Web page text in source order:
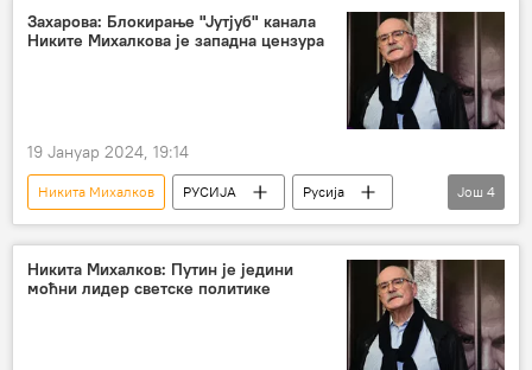
Фестивал европског филма Палић
Емир Кустурица
Захарова: Блокирање "Јутјуб" канала
Никите Михалкова је западна цензура
19 Јануар 2024, 19:14
Никита Михалков РУСИЈА
Русија
Русија – политика
Политика
Марија Захарова
Јутјуб
Још 4
Никита Михалков: Путин је једини
моћни лидер светске политике